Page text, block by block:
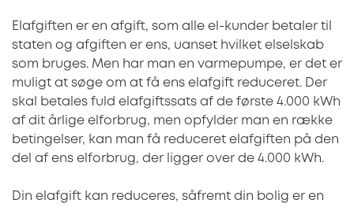
Elafgiften er en afgift, som alle el-kunder betaler til
staten og afgiften er ens, uanset hvilket elselskab
som bruges. Men har man en varmepumpe, er det er
muligt at søge om at få ens elafgift reduceret. Der
skal betales fuld elafgiftssats af de første 4.000 kWh
af dit årlige elforbrug, men opfylder man en række
betingelser, kan man få reduceret elafgiften på den
del af ens elforbrug, der ligger over de 4.000 kWh.
Din elafgift kan reduceres, såfremt din bolig er en